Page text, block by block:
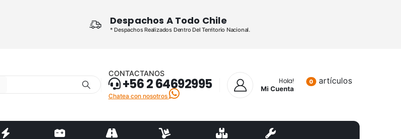
Despachos A Todo Chile
* Despachos Realizados Dentro Del Territorio Nacional.
CONTACTANOS
+56 2 64692995
Chatea con nosotros
Hola!
Mi Cuenta
0 artículos